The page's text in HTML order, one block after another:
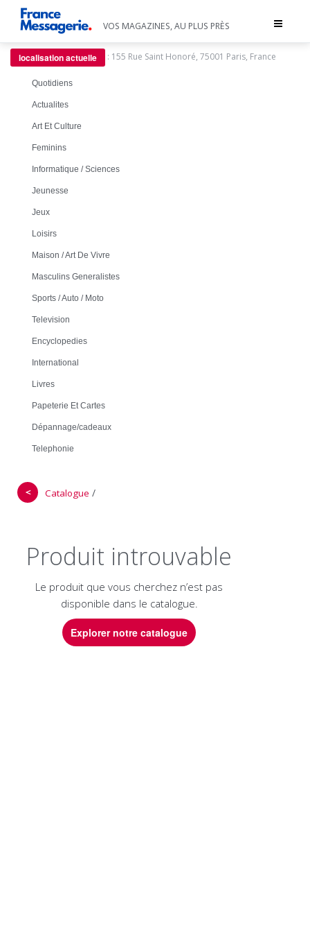
Toggle
VOS MAGAZINES, AU PLUS PRÈS
localisation actuelle : 155 Rue Saint Honoré, 75001 Paris, France
Quotidiens
Actualites
Art Et Culture
Feminins
Informatique / Sciences
Jeunesse
Jeux
Loisirs
Maison / Art De Vivre
Masculins Generalistes
Sports / Auto / Moto
Television
Encyclopedies
International
Livres
Papeterie Et Cartes
Dépannage/cadeaux
Telephonie
＜ Catalogue /
Produit introuvable
Le produit que vous cherchez n’est pas
disponible dans le catalogue.
Explorer notre catalogue